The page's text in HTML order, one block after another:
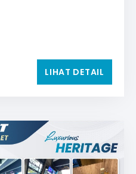
karaoke
LIHAT DETAIL